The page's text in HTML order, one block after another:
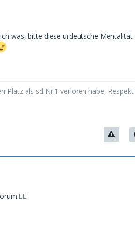
was, bitte diese urdeutsche Mentalität
Platz als sd Nr.1 verloren habe, Respekt